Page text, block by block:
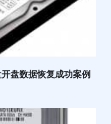
盘数据恢复成功案例